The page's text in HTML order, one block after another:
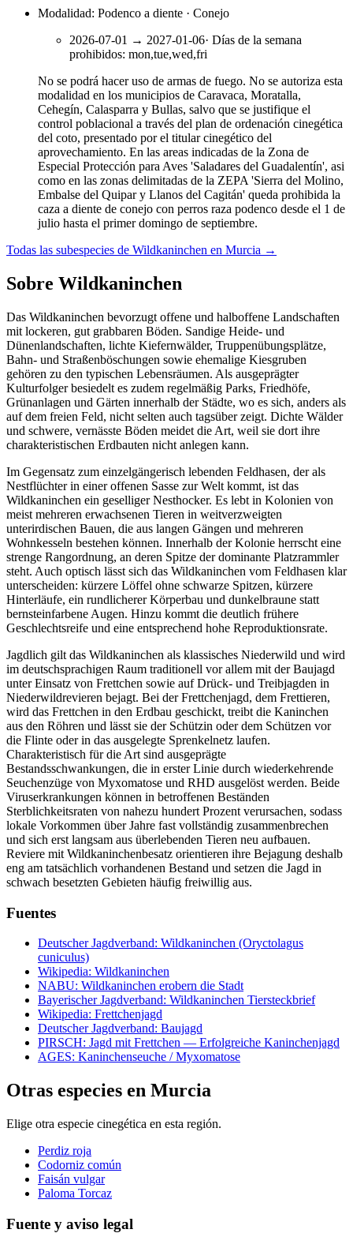
Modalidad: Podenco a diente · Conejo
2026-07-01 → 2027-01-06· Días de la semana
prohibidos: mon,tue,wed,fri
No se podrá hacer uso de armas de fuego. No se autoriza esta
modalidad en los municipios de Caravaca, Moratalla,
Cehegín, Calasparra y Bullas, salvo que se justifique el
control poblacional a través del plan de ordenación cinegética
del coto, presentado por el titular cinegético del
aprovechamiento. En las areas indicadas de la Zona de
Especial Protección para Aves 'Saladares del Guadalentín', asi
como en las zonas delimitadas de la ZEPA 'Sierra del Molino,
Embalse del Quipar y Llanos del Cagitán' queda prohibida la
caza a diente de conejo con perros raza podenco desde el 1 de
julio hasta el primer domingo de septiembre.
Todas las subespecies de Wildkaninchen en Murcia →
Sobre Wildkaninchen
Das Wildkaninchen bevorzugt offene und halboffene Landschaften
mit lockeren, gut grabbaren Böden. Sandige Heide- und
Dünenlandschaften, lichte Kiefernwälder, Truppenübungsplätze,
Bahn- und Straßenböschungen sowie ehemalige Kiesgruben
gehören zu den typischen Lebensräumen. Als ausgeprägter
Kulturfolger besiedelt es zudem regelmäßig Parks, Friedhöfe,
Grünanlagen und Gärten innerhalb der Städte, wo es sich, anders als
auf dem freien Feld, nicht selten auch tagsüber zeigt. Dichte Wälder
und schwere, vernässte Böden meidet die Art, weil sie dort ihre
charakteristischen Erdbauten nicht anlegen kann.
Im Gegensatz zum einzelgängerisch lebenden Feldhasen, der als
Nestflüchter in einer offenen Sasse zur Welt kommt, ist das
Wildkaninchen ein geselliger Nesthocker. Es lebt in Kolonien von
meist mehreren erwachsenen Tieren in weitverzweigten
unterirdischen Bauen, die aus langen Gängen und mehreren
Wohnkesseln bestehen können. Innerhalb der Kolonie herrscht eine
strenge Rangordnung, an deren Spitze der dominante Platzrammler
steht. Auch optisch lässt sich das Wildkaninchen vom Feldhasen klar
unterscheiden: kürzere Löffel ohne schwarze Spitzen, kürzere
Hinterläufe, ein rundlicherer Körperbau und dunkelbraune statt
bernsteinfarbene Augen. Hinzu kommt die deutlich frühere
Geschlechtsreife und eine entsprechend hohe Reproduktionsrate.
Jagdlich gilt das Wildkaninchen als klassisches Niederwild und wird
im deutschsprachigen Raum traditionell vor allem mit der Baujagd
unter Einsatz von Frettchen sowie auf Drück- und Treibjagden in
Niederwildrevieren bejagt. Bei der Frettchenjagd, dem Frettieren,
wird das Frettchen in den Erdbau geschickt, treibt die Kaninchen
aus den Röhren und lässt sie der Schützin oder dem Schützen vor
die Flinte oder in das ausgelegte Sprenkelnetz laufen.
Charakteristisch für die Art sind ausgeprägte
Bestandsschwankungen, die in erster Linie durch wiederkehrende
Seuchenzüge von Myxomatose und RHD ausgelöst werden. Beide
Viruserkrankungen können in betroffenen Beständen
Sterblichkeitsraten von nahezu hundert Prozent verursachen, sodass
lokale Vorkommen über Jahre fast vollständig zusammenbrechen
und sich erst langsam aus überlebenden Tieren neu aufbauen.
Reviere mit Wildkaninchenbesatz orientieren ihre Bejagung deshalb
eng am tatsächlich vorhandenen Bestand und setzen die Jagd in
schwach besetzten Gebieten häufig freiwillig aus.
Fuentes
Deutscher Jagdverband: Wildkaninchen (Oryctolagus
cuniculus)
Wikipedia: Wildkaninchen
NABU: Wildkaninchen erobern die Stadt
Bayerischer Jagdverband: Wildkaninchen Tiersteckbrief
Wikipedia: Frettchenjagd
Deutscher Jagdverband: Baujagd
PIRSCH: Jagd mit Frettchen — Erfolgreiche Kaninchenjagd
AGES: Kaninchenseuche / Myxomatose
Otras especies en Murcia
Elige otra especie cinegética en esta región.
Perdiz roja
Codorniz común
Faisán vulgar
Paloma Torcaz
Fuente y aviso legal